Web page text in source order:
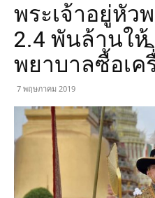
พระเจ้าอยู่หัว
2.4 พันล้านให้
พยาบาลซื้อเค
7 พฤษภาคม 2019